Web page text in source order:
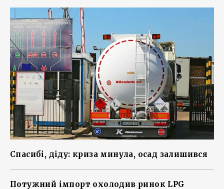
Спасибі, діду: криза минула, осад залишився
Потужний імпорт охолодив ринок LPG